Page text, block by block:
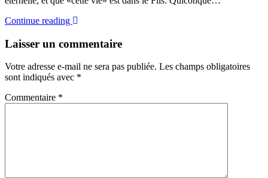
Continue reading
Laisser un commentaire
Votre adresse e-mail ne sera pas publiée. Les champs obligatoires
sont indiqués avec *
Commentaire *